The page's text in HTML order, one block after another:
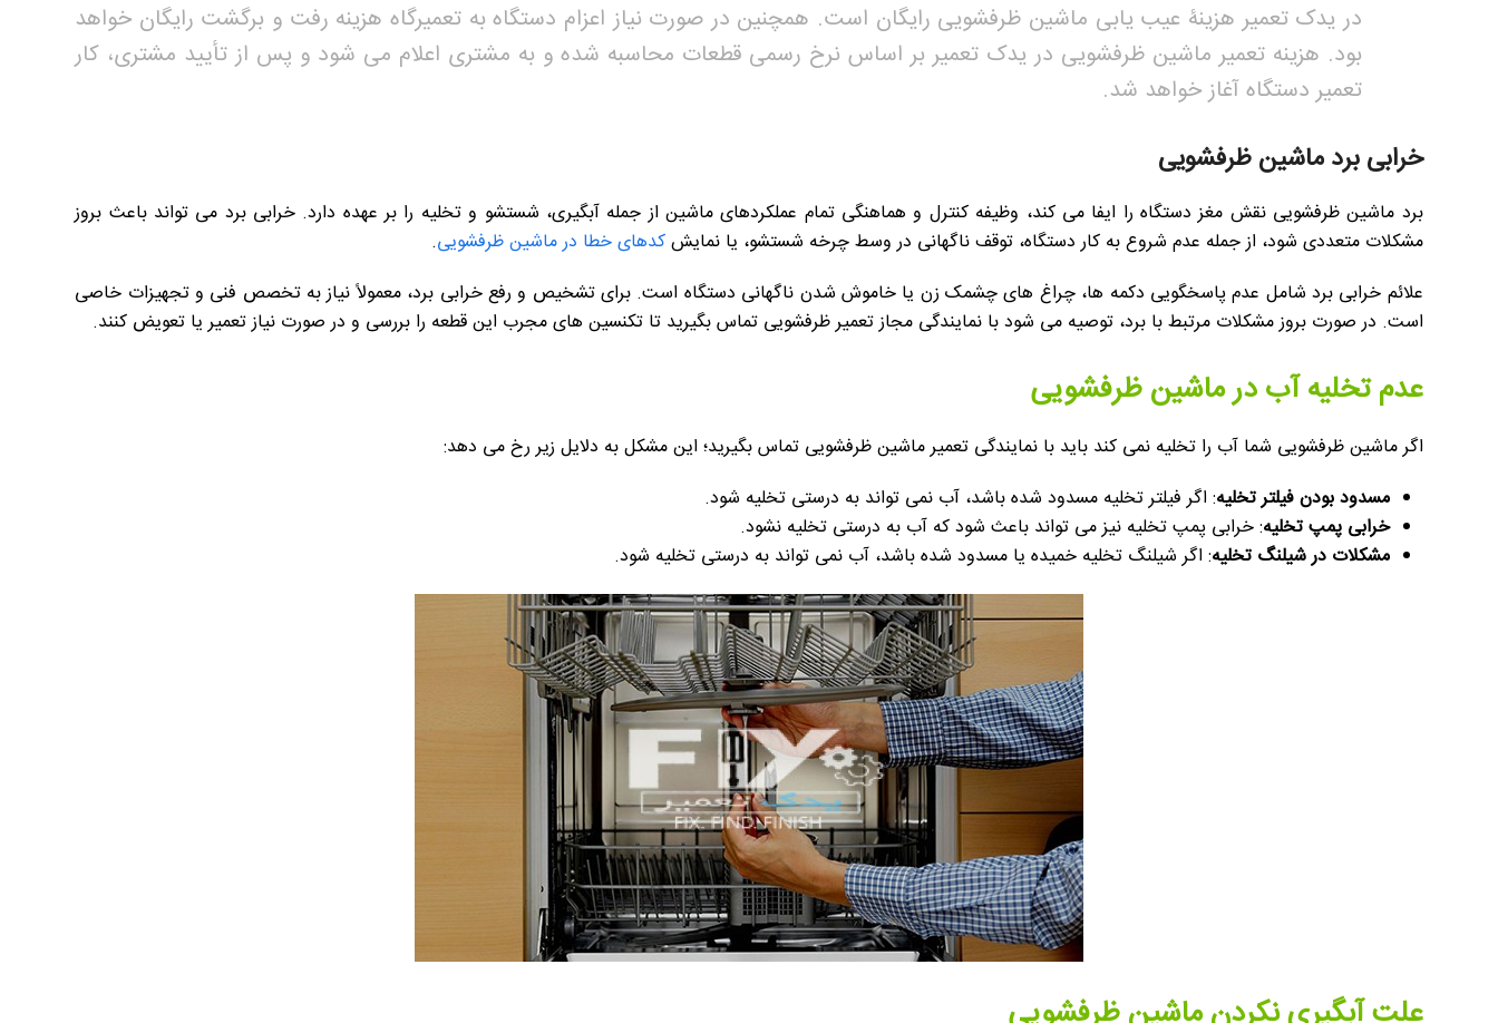
در یدک تعمیر هزینۀ عیب یابی ماشین ظرفشویی رایگان است. همچنین در صورت نیاز اعزام دستگاه به تعمیرگاه هزینه رفت و برگشت رایگان خواهد
بود. هزینه تعمیر ماشین ظرفشویی در یدک تعمیر بر اساس نرخ رسمی قطعات محاسبه شده و به مشتری اعلام می شود و پس از تأیید مشتری، کار
تعمیر دستگاه آغاز خواهد شد.
خرابی برد ماشین ظرفشویی
برد ماشین ظرفشویی نقش مغز دستگاه را ایفا می کند، وظیفه کنترل و هماهنگی تمام عملکردهای ماشین از جمله آبگیری، شستشو و تخلیه را بر عهده دارد. خرابی برد می تواند باعث بروز
مشکلات متعددی شود، از جمله عدم شروع به کار دستگاه، توقف ناگهانی در وسط چرخه شستشو، یا نمایشکدهای خطا در ماشین ظرفشویی.
علائم خرابی برد شامل عدم پاسخگویی دکمه ها، چراغ های چشمک زن یا خاموش شدن ناگهانی دستگاه است. برای تشخیص و رفع خرابی برد، معمولاً نیاز به تخصص فنی و تجهیزات خاصی
است. در صورت بروز مشکلات مرتبط با برد، توصیه می شود با نمایندگی مجاز تعمیر ظرفشویی تماس بگیرید تا تکنسین های مجرب این قطعه را بررسی و در صورت نیاز تعمیر یا تعویض کنند.
عدم تخلیه آب در ماشین ظرفشویی
اگر ماشین ظرفشویی شما آب را تخلیه نمی کند باید با نمایندگی تعمیر ماشین ظرفشویی تماس بگیرید؛ این مشکل به دلایل زیر رخ می دهد:
مسدود بودن فیلتر تخلیه: اگر فیلتر تخلیه مسدود شده باشد، آب نمی تواند به درستی تخلیه شود.
خرابی پمپ تخلیه: خرابی پمپ تخلیه نیز می تواند باعث شود که آب به درستی تخلیه نشود.
مشکلات در شیلنگ تخلیه: اگر شیلنگ تخلیه خمیده یا مسدود شده باشد، آب نمی تواند به درستی تخلیه شود.